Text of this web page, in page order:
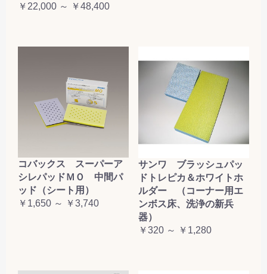
￥22,000 ～ ￥48,400
コバックス スーパーア
シレパッドＭＯ 中間パ
ッド（シート用）
￥1,650 ～ ￥3,740
サンワ ブラッシュパッ
ドトレピカ＆ホワイトホ
ルダー （コーナー用エ
ンボス床、洗浄の新兵
器）
￥320 ～ ￥1,280